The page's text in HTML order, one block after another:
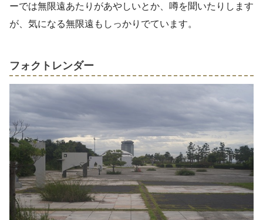
ーでは無限遠あたりがあやしいとか、噂を聞いたりします
が、気になる無限遠もしっかりでています。
フォクトレンダー